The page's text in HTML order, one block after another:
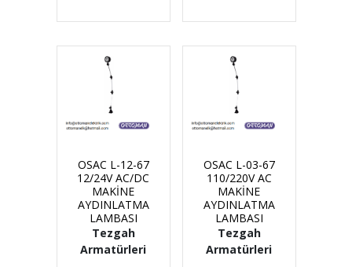
OSAC L-12-67
12/24V AC/DC
MAKİNE
AYDINLATMA
LAMBASI
Tezgah
Armatürleri
OSAC L-03-67
110/220V AC
MAKİNE
AYDINLATMA
LAMBASI
Tezgah
Armatürleri